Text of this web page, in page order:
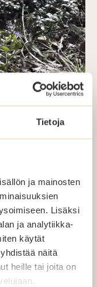
Tietoja
ja mainosten
Lisäksi
ja analytiikka-
käytät
näitä
heille tai joita on
odottavat
ja